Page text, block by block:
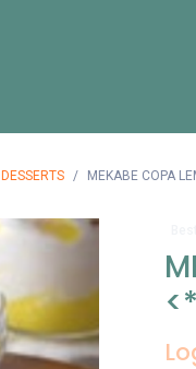
DESSERTS MEKABE COPA